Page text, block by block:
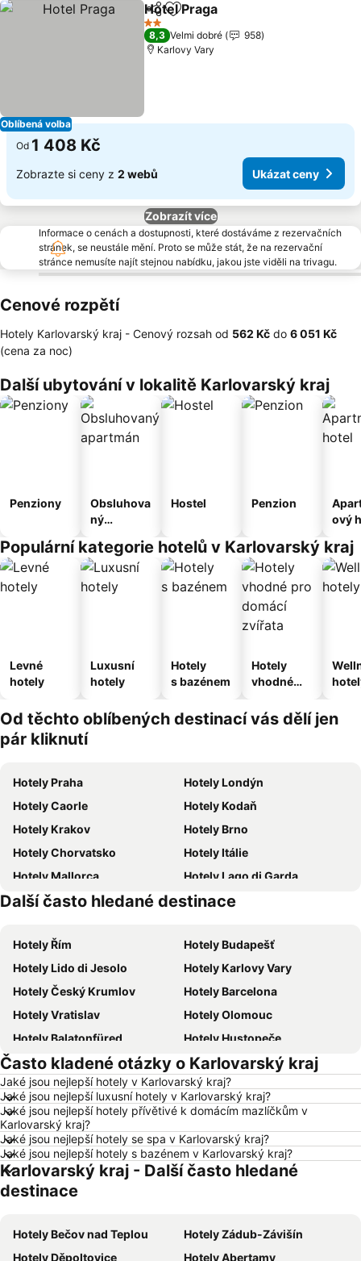
Oblíbená volba
SdíletPřidat na seznam oblíbených
Hotel Praga
2 Počet hvězdiček
8,3 Velmi dobré
958
Karlovy Vary
Od 1 408 Kč
Zobrazte si ceny z 2 webů Ukázat ceny
Zobrazít více
Informace o cenách a dostupnosti, které dostáváme z rezervačních
stránek, se neustále mění. Proto se může stát, že na rezervační
stránce nemusíte najít stejnou nabídku, jakou jste viděli na trivagu.
Cenové rozpětí
Hotely Karlovarský kraj - Cenový rozsah od ‎562 Kč do ‎6 051 Kč
(cena za noc)
Další ubytování v lokalitě Karlovarský kraj
Penziony
Obsluhova
ný
Hostel Penzion
ový
Populární kategorie hotelů v Karlovarský kraj
Levné
hotely
Luxusní
hotely
Hotely
s bazénem
Hotely
vhodné
domácí
zvířata
Od těchto oblíbených destinací vás dělí jen
pár kliknutí
Hotely Praha
Hotely Londýn
Hotely Caorle
Hotely Kodaň
Hotely Krakov
Hotely Brno
Hotely Chorvatsko
Hotely Itálie
Hotely Mallorca
Hotely Lago di Garda
Hotely Česká republika
Hotely Vysočina
Další často hledané destinace
Hotely Řím
Hotely Budapešť
Hotely Lido di Jesolo
Hotely Karlovy Vary
Hotely Český Krumlov
Hotely Barcelona
Hotely Vratislav
Hotely Olomouc
Hotely Balatonfüred
Hotely Hustopeče
Hotely Vídeň
Hotely Hurghada
Hotely Bratislava
Hotely Kolobrzeg
Hotely Třeboň
Hotely Málaga
Hotely Amsterdam
Hotely Ostrava
Hotely Lignano Sabbiadoro
Hotely Istrie
Hotely Šumava
Hotely Wolfgangsee
Hotely Kréta
Často kladené otázky o Karlovarský kraj
Jaké jsou nejlepší hotely v Karlovarský kraj?
Jaké jsou nejlepší luxusní hotely v Karlovarský kraj?
Jaké jsou nejlepší hotely přívětivé k domácím mazlíčkům v
Karlovarský kraj?
Jaké jsou nejlepší hotely se spa v Karlovarský kraj?
Jaké jsou nejlepší hotely s bazénem v Karlovarský kraj?
Karlovarský kraj - Další často hledané
destinace
Hotely Bečov nad Teplou
Hotely Zádub-Závišín
Hotely Děpoltovice
Hotely Abertamy